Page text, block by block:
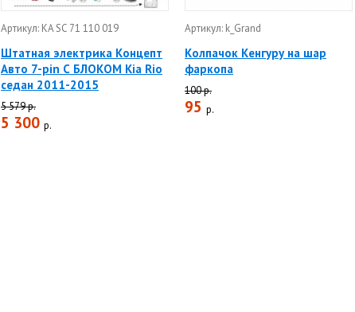
Артикул: KA SC 71 110 019
Штатная электрика Концепт
Авто 7-pin С БЛОКОМ Kia Rio
седан 2011-2015
5 579 р.
5 300 р.
Артикул: k_Grand
Колпачок Кенгуру на шар
фаркопа
100 р.
95 р.